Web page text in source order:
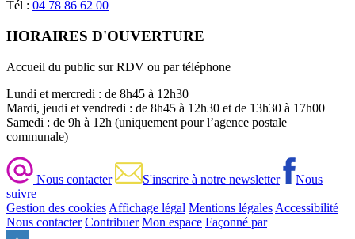
Tél : 04 78 86 62 00
HORAIRES D'OUVERTURE
Accueil du public sur RDV ou par téléphone
Lundi et mercredi : de 8h45 à 12h30
Mardi, jeudi et vendredi : de 8h45 à 12h30 et de 13h30 à 17h00
Samedi : de 9h à 12h (uniquement pour l’agence postale
communale)
Nous contacter S'inscrire à notre newsletter
Nous
suivre
Gestion des cookies Affichage légal Mentions légales Accessibilité
Nous contacter Contribuer Mon espace Façonné par